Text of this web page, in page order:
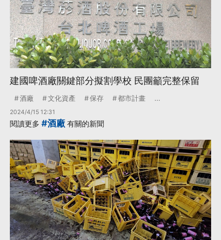
建國啤酒廠關鍵部分擬割學校 民團籲完整保留
酒廠 文化資產 保存 都市計畫 ...
2024/4/15 12:31
閱讀更多 #酒廠 有關的新聞